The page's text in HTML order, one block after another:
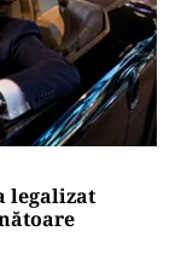
legalizat